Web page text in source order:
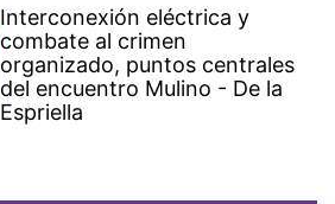
Interconexión eléctrica y
combate al crimen
organizado, puntos centrales
del encuentro Mulino - De la
Espriella